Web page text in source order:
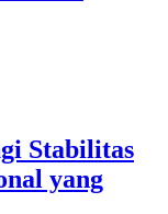
Stabilitas
yang